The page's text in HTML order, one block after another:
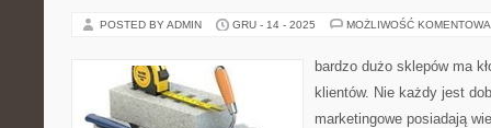
POSTED BY ADMIN GRU - 14 - 2025 MOŻLIWOŚĆ
bardzo dużo sklepów ma
klientów. Nie każdy jest
marketingowe posiadają